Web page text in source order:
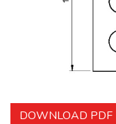
DOWNLOAD PDF